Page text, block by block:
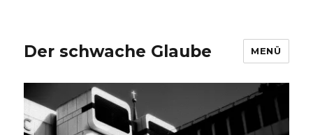
Der schwache Glaube MENÜ